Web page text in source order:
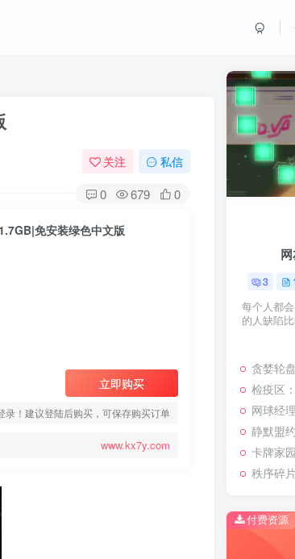
关注 私信
0 679 0
免安装绿色中文版
立即购买
录！建议登陆后购买，可保存购买订单
www.kx7y.com
3
每个人都
的人缺陷
贪婪轮盘/
检疫区：最后一站/
网球经理26/
静默盟约瓦解/
卡牌家园/Card
秩序碎片/
付费资源